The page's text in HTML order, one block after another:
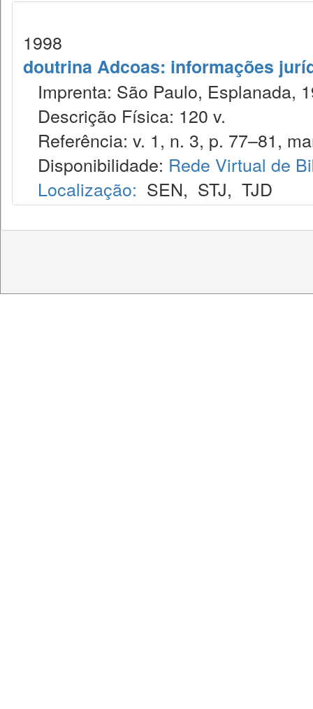
1998
doutrina Adcoas: informações
Imprenta: São Paulo, Esplanada,
Descrição Física: 120 v.
Referência: v. 1, n. 3, p. 77–81,
Disponibilidade: Rede Virtual de
Localização: SEN, STJ, TJD